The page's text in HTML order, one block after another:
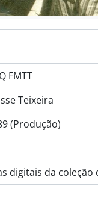
FMTT
Teixeira
(Produção)
digitais da